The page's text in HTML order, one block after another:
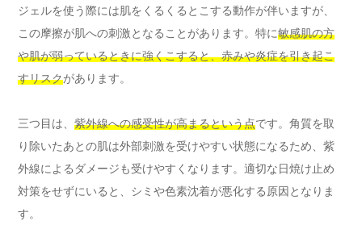
ジェルを使う際には肌をくるくるとこする動作が伴いますが、
この摩擦が肌への刺激となることがあります。特に敏感肌の方
や肌が弱っているときに強くこすると、赤みや炎症を引き起こ
すリスクがあります。
三つ目は、 紫外線への感受性が高まるという点です。角質を取
り除いたあとの肌は外部刺激を受けやすい状態になるため、紫
外線によるダメージも受けやすくなります。適切な日焼け止め
対策をせずにいると、シミや色素沈着が悪化する原因となりま
す。